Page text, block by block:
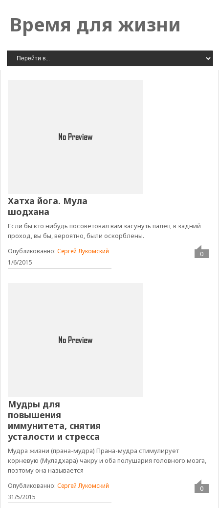
Время для жизни
Хатха йога. Мула
шодхана
Если бы кто нибудь посоветовал вам засунуть палец в задний
проход, вы бы, вероятно, были оскорблены.
Опубликованно:Сергей Лукомский
1/6/2015
0
Мудры для
повышения
иммунитета, снятия
усталости и стресса
Мудра жизни (прана-мудра) Прана-мудра стимулирует
корневую (Муладхара) чакру и оба полушария головного мозга,
поэтому она называется
Опубликованно:Сергей Лукомский
31/5/2015
0